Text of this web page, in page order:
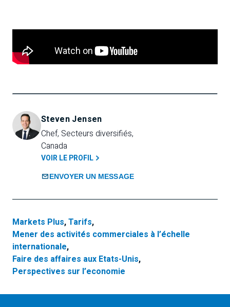
Steven Jensen
Chef, Secteurs diversifiés,
Canada
VOIR LE PROFIL
ENVOYER UN MESSAGE
Markets Plus,Tarifs,
Mener des activités commerciales à l’échelle
internationale,
Faire des affaires aux Etats-Unis,
Perspectives sur l’economie